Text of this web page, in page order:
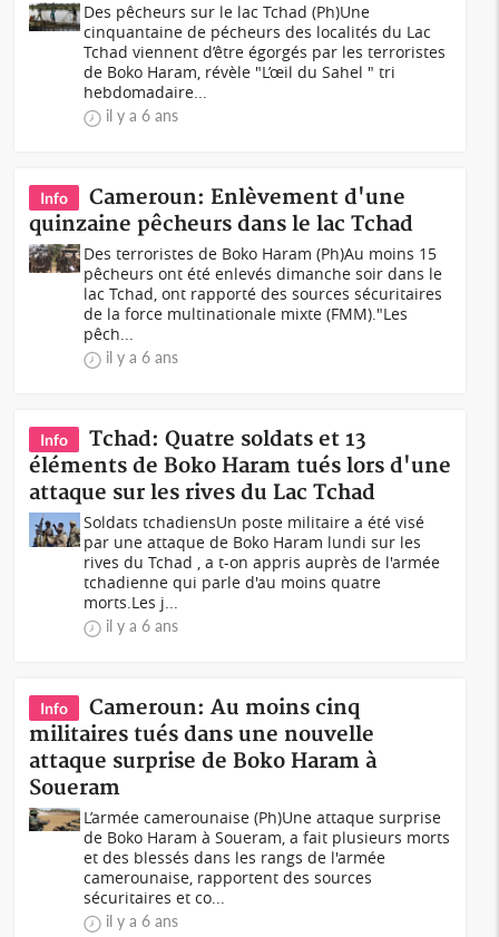
Des pêcheurs sur le lac Tchad (Ph)Une
cinquantaine de pécheurs des localités du Lac
Tchad viennent d’être égorgés par les terroristes
de Boko Haram, révèle "L’œil du Sahel " tri
hebdomadaire...
il y a 6 ans
Info
Cameroun: Enlèvement d'une
quinzaine pêcheurs dans le lac Tchad
Des terroristes de Boko Haram (Ph)Au moins 15
pêcheurs ont été enlevés dimanche soir dans le
lac Tchad, ont rapporté des sources sécuritaires
de la force multinationale mixte (FMM)."Les
pêch...
il y a 6 ans
Info
Tchad: Quatre soldats et 13
éléments de Boko Haram tués lors d'une
attaque sur les rives du Lac Tchad
Soldats tchadiensUn poste militaire a été visé
par une attaque de Boko Haram lundi sur les
rives du Tchad , a t-on appris auprès de l'armée
tchadienne qui parle d'au moins quatre
morts.Les j...
il y a 6 ans
Info
Cameroun: Au moins cinq
militaires tués dans une nouvelle
attaque surprise de Boko Haram à
Soueram
L’armée camerounaise (Ph)Une attaque surprise
de Boko Haram à Soueram, a fait plusieurs morts
et des blessés dans les rangs de l'armée
camerounaise, rapportent des sources
sécuritaires et co...
il y a 6 ans